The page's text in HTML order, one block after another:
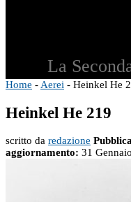
La
Home - Aerei - Heinkel He
Heinkel He 219
scritto da redazione
aggiornamento: 31